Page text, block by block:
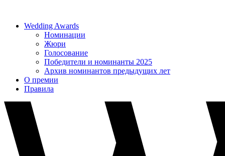
Wedding Awards
Номинации
Жюри
Голосование
Победители и номинанты 2025
Архив номинантов предыдущих лет
О премии
Правила